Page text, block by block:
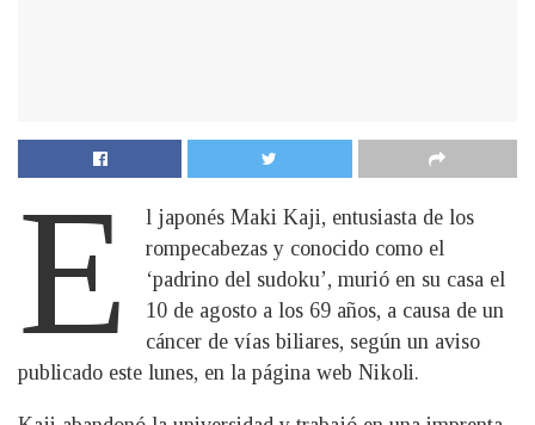
E
l japonés Maki Kaji, entusiasta de los
rompecabezas y conocido como el
‘padrino del sudoku’, murió en su casa el
10 de agosto a los 69 años, a causa de un
cáncer de vías biliares, según un aviso
publicado este lunes, en la página web Nikoli.